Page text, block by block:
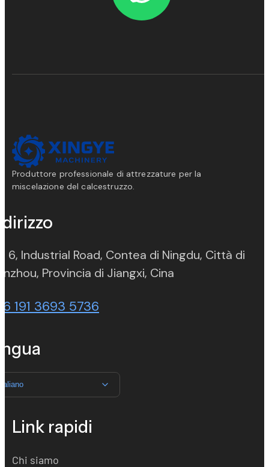
Produttore professionale di attrezzature per la
miscelazione del calcestruzzo.
6, Industrial Road, Contea di Ningdu, Città di
Provincia di Jiangxi, Cina
191 3693 5736
Link rapidi
Chi siamo